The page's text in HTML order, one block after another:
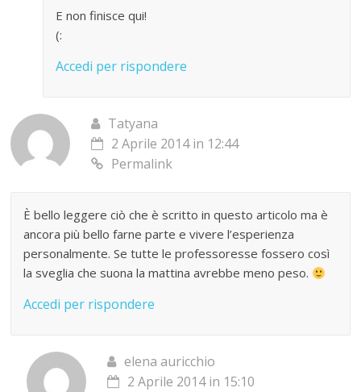
E non finisce qui!
(:
Accedi per rispondere
Tatyana
2 Aprile 2014 in 12:44
Permalink
È bello leggere ciò che è scritto in questo articolo ma è
ancora più bello farne parte e vivere l’esperienza
personalmente. Se tutte le professoresse fossero così
la sveglia che suona la mattina avrebbe meno peso.
Accedi per rispondere
elena auricchio
2 Aprile 2014 in 15:10